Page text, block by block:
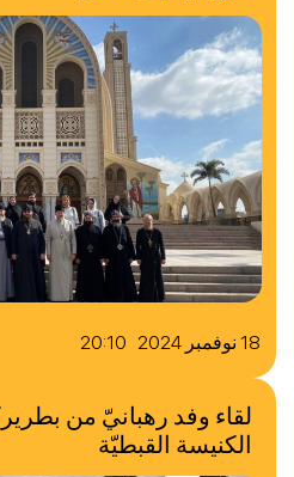
18 نوفمبر 2024 20:10
لقاء وفد رهبانيّ من
الكنيسة القبطيّة